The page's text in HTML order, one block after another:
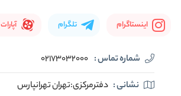
اینستاگرام تلگرام آپارات
شماره تماس : 02173032000
نشانی : دفترمرکزی:تهران تهرانپارس